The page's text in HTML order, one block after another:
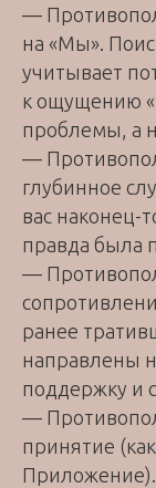
—
на «Мы».
учитывает
к ощущению
проблемы, а
—
глубинное
вас наконец-
правда была
—
ранее
направлены
поддержку и
—
принятие
Приложение).